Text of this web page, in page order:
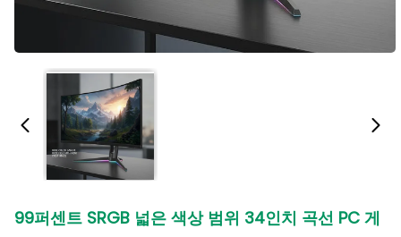
99퍼센트 SRGB 넓은 색상 범위 34인치 곡선 PC 게